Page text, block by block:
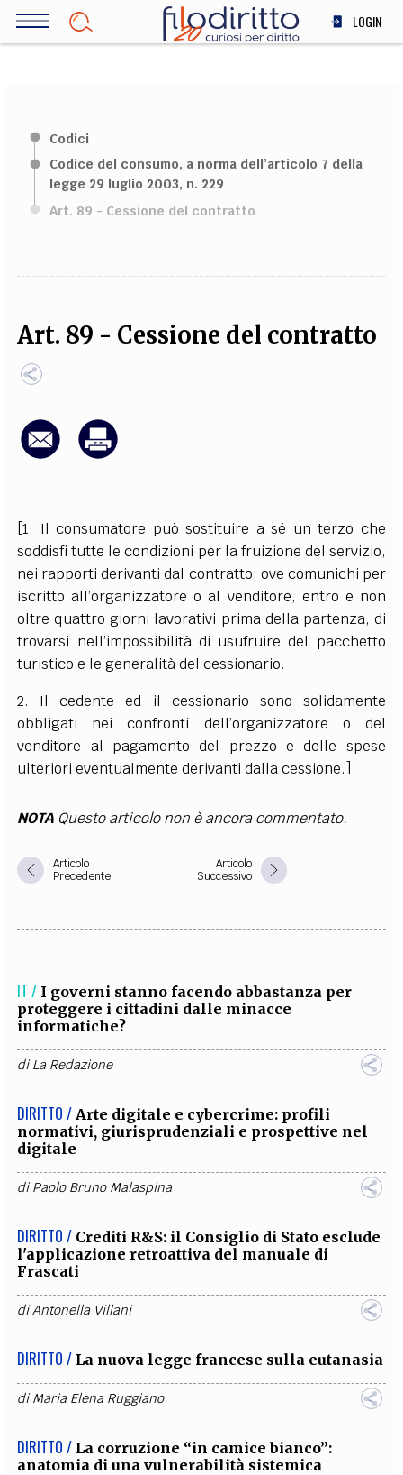
Salta
LOGIN
SCIENZA
TEAM
CODICI RUBRICHE
Codici
Codice del consumo, a norma dell’articolo 7 della
legge 29 luglio 2003, n. 229
Art. 89 - Cessione del contratto
Art. 89 - Cessione del contratto
[1. Il consumatore può sostituire a sé un terzo che
soddisfi tutte le condizioni per la fruizione del servizio,
nei rapporti derivanti dal contratto, ove comunichi per
iscritto all’organizzatore o al venditore, entro e non
oltre quattro giorni lavorativi prima della partenza, di
trovarsi nell’impossibilità di usufruire del pacchetto
turistico e le generalità del cessionario.
2. Il cedente ed il cessionario sono solidamente
obbligati nei confronti dell’organizzatore o del
venditore al pagamento del prezzo e delle spese
ulteriori eventualmente derivanti dalla cessione.]
NOTA Questo articolo non è ancora commentato.
Articolo
Precedente
Articolo
Successivo
IT / I governi stanno facendo abbastanza per
proteggere i cittadini dalle minacce
informatiche?
diLa Redazione
DIRITTO / Arte digitale e cybercrime: profili
normativi, giurisprudenziali e prospettive nel
digitale
diPaolo Bruno Malaspina
DIRITTO / Crediti R&S: il Consiglio di Stato esclude
l'applicazione retroattiva del manuale di
Frascati
diAntonella Villani
DIRITTO / La nuova legge francese sulla eutanasia
diMaria Elena Ruggiano
DIRITTO / La corruzione “in camice bianco”:
anatomia di una vulnerabilità sistemica